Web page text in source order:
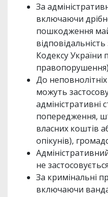
За
включаючи
пошкодження
Кодексу України
До
можуть
адміністративні
попередження,
власних коштів
опікунів),
не
За кримінальні
включаючи